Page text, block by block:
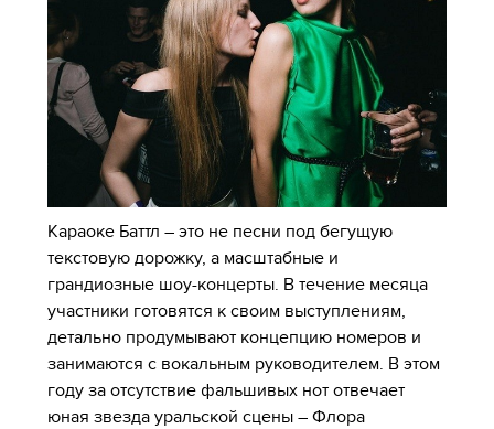
Караоке Баттл – это не песни под бегущую
текстовую дорожку, а масштабные и
грандиозные шоу-концерты. В течение месяца
участники готовятся к своим выступлениям,
детально продумывают концепцию номеров и
занимаются с вокальным руководителем. В этом
году за отсутствие фальшивых нот отвечает
юная звезда уральской сцены – Флора